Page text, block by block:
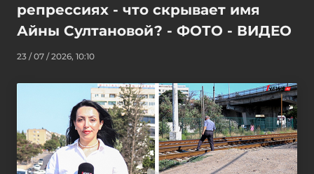
репрессиях - что скрывает имя
Айны Султановой? - ФОТО - ВИДЕО
23 / 07 / 2026, 10:10